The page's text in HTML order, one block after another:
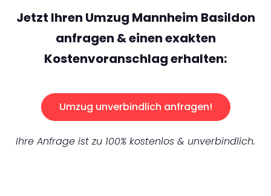
Jetzt Ihren Umzug Mannheim Basildon
anfragen & einen exakten
Kostenvoranschlag erhalten:
Umzug unverbindlich anfragen!
Ihre Anfrage ist zu 100% kostenlos & unverbindlich.